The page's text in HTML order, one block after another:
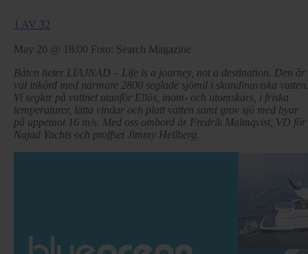
1 AV 32
May 20 @ 18:00 Foto: Search Magazine
Båten heter LIAJNAD – Life is a journey, not a destination. Den är
väl inkörd med närmare 2800 seglade sjömil i skandinaviska vatten.
Vi seglar på vattnet utanför Ellös, inom- och utomskärs, i friska
temperaturer, lätta vindar och platt vatten samt grov sjö med byar
på uppemot 16 m/s. Med oss ombord är Fredrik Malmqvist, VD för
Najad Yachts och proffset Jimmy Hellberg.